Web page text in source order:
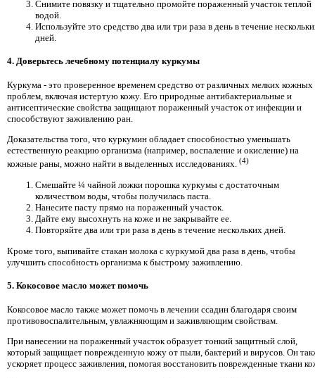
Снимите повязку и тщательно промойте пораженный участок теплой
водой.
Используйте это средство два или три раза в день в течение
дней.
4. Доверьтесь лечебному потенциалу куркумы
Куркума - это проверенное временем средство от различных мелких кожных
проблем, включая истертую кожу. Его природные антибактериальные и
антисептические свойства защищают пораженный участок от инфекции и
способствуют заживлению ран.
Доказательства того, что куркумин обладает способностью уменьшать
естественную реакцию организма (например, воспаление и окисление) на
кожные раны, можно найти в выделенных исследованиях. (4)
Смешайте ¼ чайной ложки порошка куркумы с достаточным
количеством воды, чтобы получилась паста.
Нанесите пасту прямо на пораженный участок.
Дайте ему высохнуть на коже и не закрывайте ее.
Повторяйте два или три раза в день в течение нескольких дней.
Кроме того, выпивайте стакан молока с куркумой два раза в день, чтобы
улучшить способность организма к быстрому заживлению.
5. Кокосовое масло может помочь
Кокосовое масло также может помочь в лечении ссадин благодаря своим
противовоспалительным, увлажняющим и заживляющим свойствам.
При нанесении на пораженный участок образует тонкий защитный слой,
который защищает поврежденную кожу от пыли, бактерий и вирусов. Он
ускоряет процесс заживления, помогая восстановить поврежденные ткани